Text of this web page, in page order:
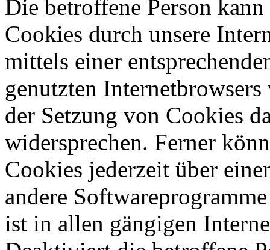
Die betroffene Person
Cookies durch unsere
mittels einer
genutzten
der Setzung von Cookies
widersprechen. Ferner
Cookies jederzeit über
andere
ist in allen gängigen